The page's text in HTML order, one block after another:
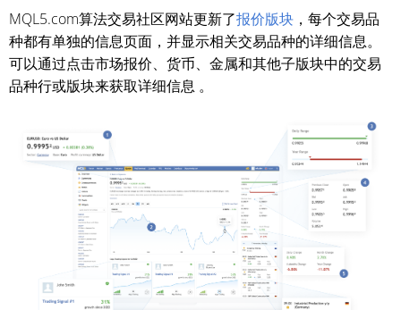
MQL5.com算法交易社区网站更新了报价版块 ，每个交易品
种都有单独的信息页面，并显示相关交易品种的详细信息。
可以通过点击市场报价、货币、金属和其他子版块中的交易
品种行或版块来获取详细信息 。